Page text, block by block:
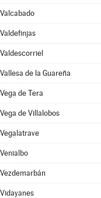
Valcabado
Valdefinjas
Valdescorriel
Vallesa de la Guareña
Vega de Tera
Vega de Villalobos
Vegalatrave
Venialbo
Vezdemarbán
Vidayanes